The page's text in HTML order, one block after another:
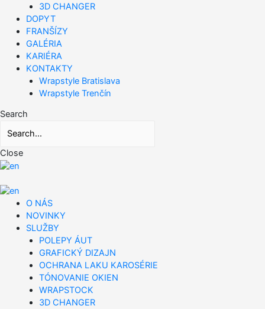
3D CHANGER
DOPYT
FRANŠÍZY
GALÉRIA
KARIÉRA
KONTAKTY
Wrapstyle Bratislava
Wrapstyle Trenčín
Search
Close
O NÁS
NOVINKY
SLUŽBY
POLEPY ÁUT
GRAFICKÝ DIZAJN
OCHRANA LAKU KAROSÉRIE
TÓNOVANIE OKIEN
WRAPSTOCK
3D CHANGER